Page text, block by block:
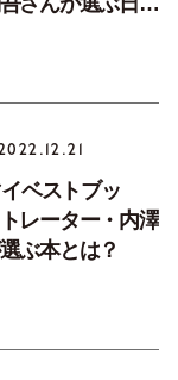
イベストブッ
レーター・内澤
ぶ本とは？